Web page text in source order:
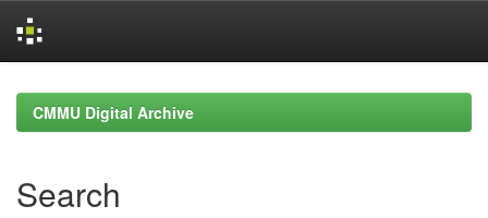
navigationCMMU Digital Archive
Search